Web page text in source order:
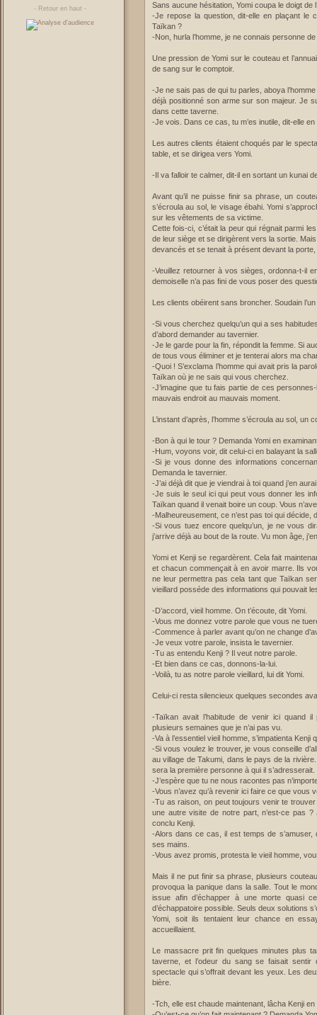
- Retour en haut -
Sans aucune hésitation, Yomi coupa le doigt
-Je repose la question, dit-elle en plaçant le
Taïkan ?
-Non, hurla l’homme, je ne connais personne
Une pression de Yomi sur le couteau et
de sang sur le comptoir.
-Je ne sais pas de qui tu parles, aboya
déjà positionné son arme sur son majeur. Je
dans cette taverne.
-Je vois. Dans ce cas, tu m’es inutile, dit-elle
Les autres clients étaient choqués par le
table, et se dirigea vers Yomi.
-Il va falloir te calmer, dit-il en sortant un kunai
Avant qu’il ne puisse finir sa phrase, un
s’écroula au sol, le visage ébahi. Yomi
sur les vêtements de sa victime.
Cette fois-ci, c’était la peur qui régnait parmi
de leur siège et se dirigèrent vers la sortie.
devancés et se tenait à présent devant la
-Veuillez retourner à vos sièges, ordonna-t-il
demoiselle n’a pas fini de vous poser des
Les clients obéirent sans broncher. Soudain
-Si vous cherchez quelqu’un qui a ses
d’abord demander au tavernier.
-Je le garde pour la fin, répondit la femme. Si
de tous vous éliminer et je tenterai alors ma
-Quoi ! S’exclama l’homme qui avait pris la
Taïkan où je ne sais qui vous cherchez.
-J’imagine que tu fais partie de ces
mauvais endroit au mauvais moment.
L’instant d’après, l’homme s’écroula au sol,
-Bon à qui le tour ? Demanda Yomi en
-Hum, voyons voir, dit celui-ci en balayant la
-Si je vous donne des informations
Demanda le tavernier.
-J’ai déjà dit que je viendrai à toi quand j’en
-Je suis le seul ici qui peut vous donner les
Taïkan quand il venait boire un coup. Vous
-Malheureusement, ce n’est pas toi qui décide,
-Si vous tuez encore quelqu’un, je ne vous
j’arrive déjà au bout de la route. Vu mon âge,
Yomi et Kenji se regardèrent. Cela fait
et chacun commençait à en avoir marre. Ils
ne leur permettra pas cela tant que Taïkan
vieillard posséde des informations qui pouvait
-D’accord, vieil homme. On t’écoute, dit Yomi.
-Vous me donnez votre parole que vous ne
-Commence à parler avant qu’on ne change
-Je veux votre parole, insista le tavernier.
-Tu as entendu Kenji ? Il veut notre parole.
-Et bien dans ce cas, donnons-la-lui.
-Voilà, tu as notre parole vieillard, lui dit Yomi.
Celui-ci resta silencieux quelques secondes
-Taïkan avait l’habitude de venir ici quand
plusieurs semaines que je n’ai pas vu.
-Va à l’essentiel vieil homme, s’impatienta
-Si vous voulez le trouver, je vous conseille
au village de Takumi, dans le pays de la
sera la première personne à qui il s’adresserait.
-J’espère que tu ne nous racontes pas
-Vous n’avez qu’à revenir ici faire ce que
-Tu as raison, on peut toujours venir te
une autre visite de notre part, n’est-ce pas
conclu Kenji.
-Alors dans ce cas, il est temps de
ses mains.
-Vous avez promis, protesta le vieil homme,
Mais il ne put finir sa phrase, plusieurs
provoqua la panique dans la salle. Tout le
issue afin d’échapper à une morte quasi
d’échappatoire possible. Seuls deux solutions
Yomi, soit ils tentaient leur chance en
accueillaient.
Le massacre prit fin quelques minutes plus
taverne, et l’odeur du sang se faisait sentir
spectacle qui s’offrait devant les yeux. Les
bière.
-Tch, elle est chaude maintenant, lâcha Kenji